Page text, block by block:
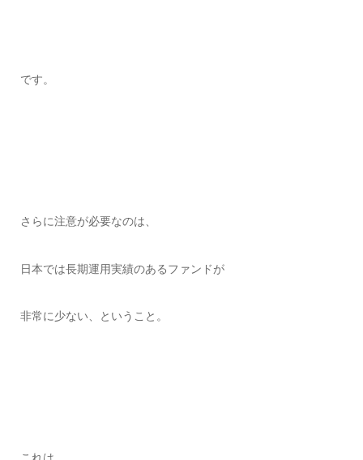
です。
さらに注意が必要なのは、
日本では長期運用実績のあるファンドが
非常に少ない、ということ。